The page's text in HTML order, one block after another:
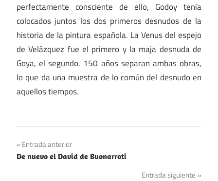
perfectamente consciente de ello, Godoy tenía
colocados juntos los dos primeros desnudos de la
historia de la pintura española. La Venus del espejo
de Velázquez fue el primero y la maja desnuda de
Goya, el segundo. 150 años separan ambas obras,
lo que da una muestra de lo común del desnudo en
aquellos tiempos.
Navegación
de
Entrada anterior
De nuevo el David de Buonarroti
Entrada siguiente